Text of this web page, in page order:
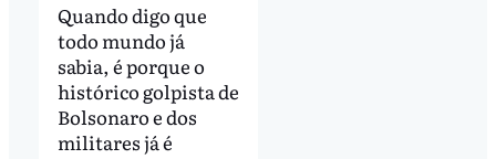
Quando digo que
todo mundo já
sabia, é porque o
histórico golpista de
Bolsonaro e dos
militares já é